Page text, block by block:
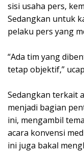
sisi usaha pers,
Sedangkan untuk
pelaku pers yang
“Ada tim yang
tetap objektif,”
Sedangkan terkait
menjadi bagian
ini, mengambil
acara konvensi
ini juga bakal